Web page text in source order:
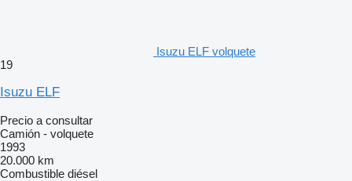
Isuzu ELF volquete
19
Isuzu ELF
Precio a consultar
Camión - volquete
1993
20.000 km
Combustible diésel